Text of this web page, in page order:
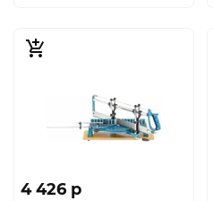
4 426 p